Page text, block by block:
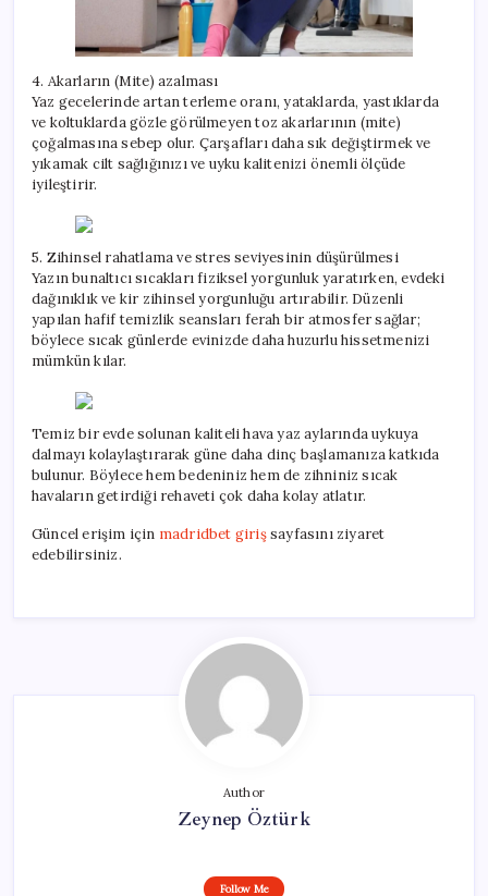
4. Akarların (Mite) azalması
Yaz gecelerinde artan terleme oranı, yataklarda, yastıklarda
ve koltuklarda gözle görülmeyen toz akarlarının (mite)
çoğalmasına sebep olur. Çarşafları daha sık değiştirmek ve
yıkamak cilt sağlığınızı ve uyku kalitenizi önemli ölçüde
iyileştirir.
5. Zihinsel rahatlama ve stres seviyesinin düşürülmesi
Yazın bunaltıcı sıcakları fiziksel yorgunluk yaratırken, evdeki
dağınıklık ve kir zihinsel yorgunluğu artırabilir. Düzenli
yapılan hafif temizlik seansları ferah bir atmosfer sağlar;
böylece sıcak günlerde evinizde daha huzurlu hissetmenizi
mümkün kılar.
Temiz bir evde solunan kaliteli hava yaz aylarında uykuya
dalmayı kolaylaştırarak güne daha dinç başlamanıza katkıda
bulunur. Böylece hem bedeniniz hem de zihniniz sıcak
havaların getirdiği rehaveti çok daha kolay atlatır.
Güncel erişim için madridbet girişsayfasını ziyaret
edebilirsiniz.
Author
Zeynep Öztürk
Follow Me